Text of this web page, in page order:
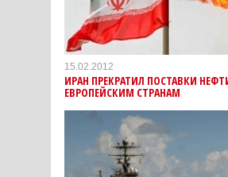
15.02.2012
ИРАН ПРЕКРАТИЛ ПОСТАВКИ
ЕВРОПЕЙСКИМ СТРАНАМ